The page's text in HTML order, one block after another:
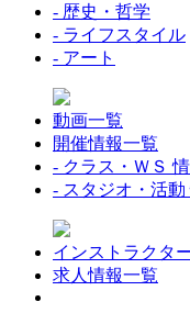
- 歴史・哲学
- ライフスタイル
- アート
動画一覧
開催情報一覧
- クラス・ＷＳ
- スタジオ・活動
インストラクタ
求人情報一覧